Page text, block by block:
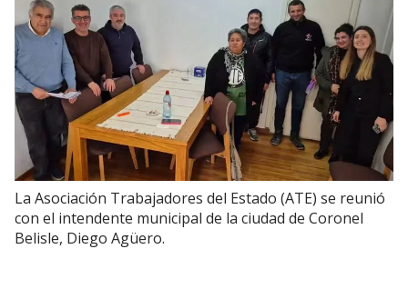
La Asociación Trabajadores del Estado (ATE) se reunió
con el intendente municipal de la ciudad de Coronel
Belisle, Diego Agüero.